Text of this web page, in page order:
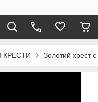
КРЕСТИ Золотий хрест